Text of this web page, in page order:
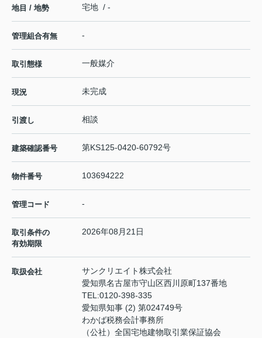
地目 / 地勢 宅地 / -
管理組合有無 -
取引態様 一般媒介
現況 未完成
引渡し 相談
建築確認番号 第KS125-0420-60792号
物件番号 103694222
管理コード -
取引条件の
有効期限
2026年08月21日
取扱会社
サンクリエイト株式会社
愛知県名古屋市守山区西川原町137番地
TEL:0120-398-335
愛知県知事 (2) 第024749号
わかば税務会計事務所
（公社）全国宅地建物取引業保証協会